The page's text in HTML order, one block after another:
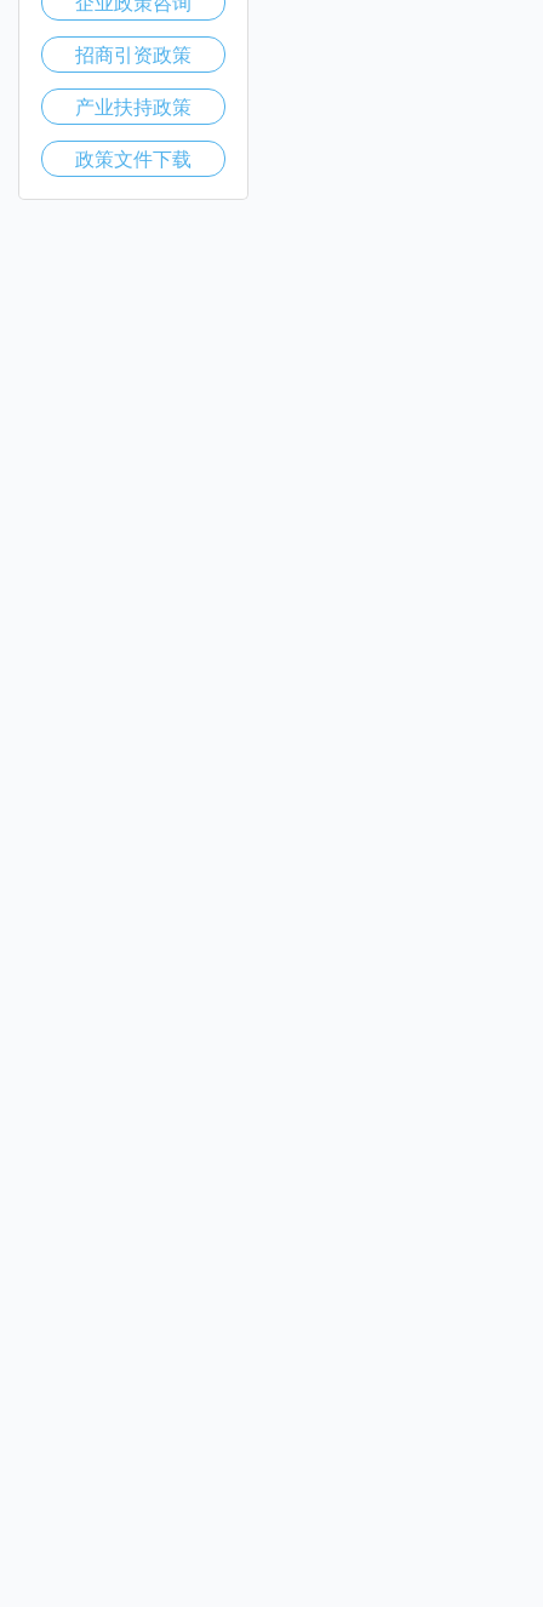
招商引资政策
产业扶持政策
政策文件下载